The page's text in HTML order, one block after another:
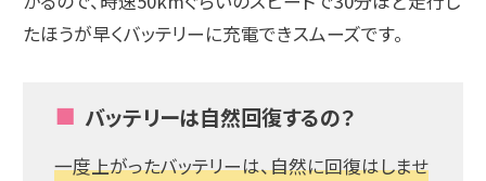
たほうが早くバッテリーに充電できスムーズです。
バッテリーは自然回復するの？
一度上がったバッテリーは、自然に回復はしませ